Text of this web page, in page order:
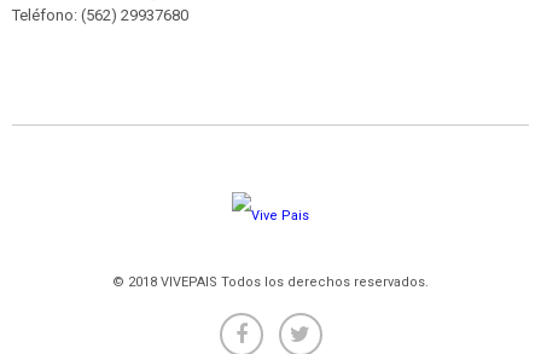
Teléfono: (562) 29937680
© 2018 VIVEPAIS Todos los derechos reservados.